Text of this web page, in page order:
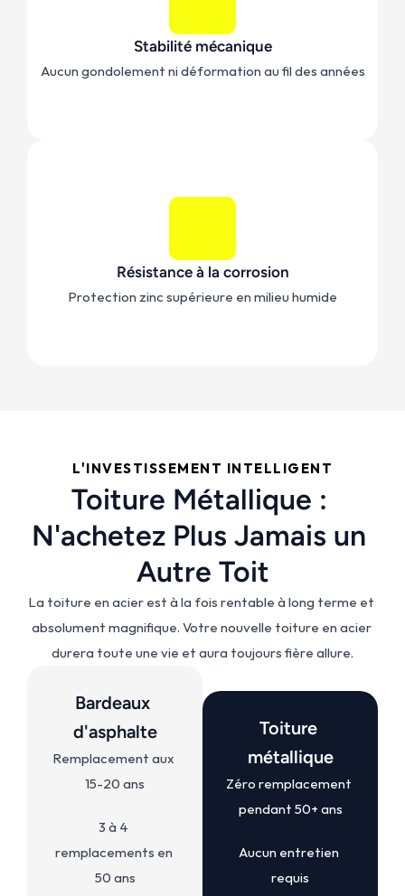
Stabilité mécanique
Aucun gondolement ni déformation au fil des années
Résistance à la corrosion
Protection zinc supérieure en milieu humide
L'INVESTISSEMENT INTELLIGENT
Toiture Métallique :
N'achetez Plus Jamais un
Autre Toit
La toiture en acier est à la fois rentable à long terme et
absolument magnifique. Votre nouvelle toiture en acier
durera toute une vie et aura toujours fière allure.
Bardeaux
d'asphalte
Remplacement aux
15-20 ans
3 à 4
remplacements en
50 ans
Toiture
métallique
Zéro remplacement
pendant 50+ ans
Aucun entretien
requis